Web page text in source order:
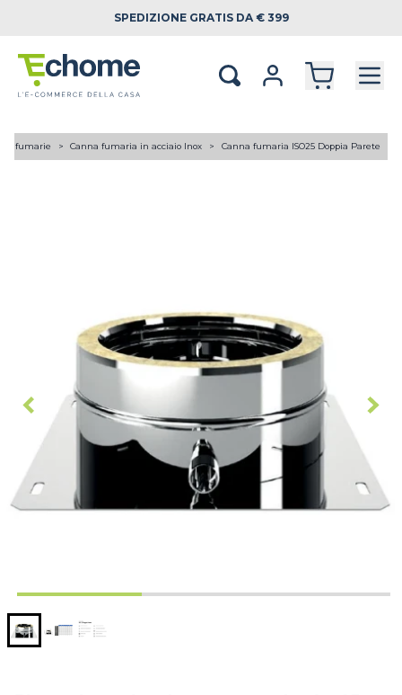
SPEDIZIONE GRATIS DA € 399
fumarie Canna fumaria in acciaio Inox Canna fumaria ISO25 Doppia Parete